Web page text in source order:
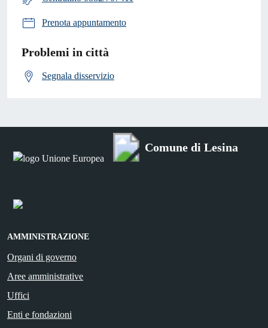
Prenota appuntamento
Problemi in città
Segnala disservizio
Comune di Lesina
AMMINISTRAZIONE
Organi di governo
Aree amministrative
Uffici
Enti e fondazioni